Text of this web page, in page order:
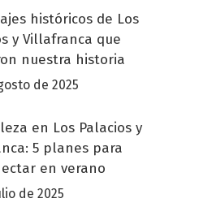
históricos de Los
y Villafranca que
nuestra historia
de 2025
en Los Palacios y
5 planes para
en verano
de 2025